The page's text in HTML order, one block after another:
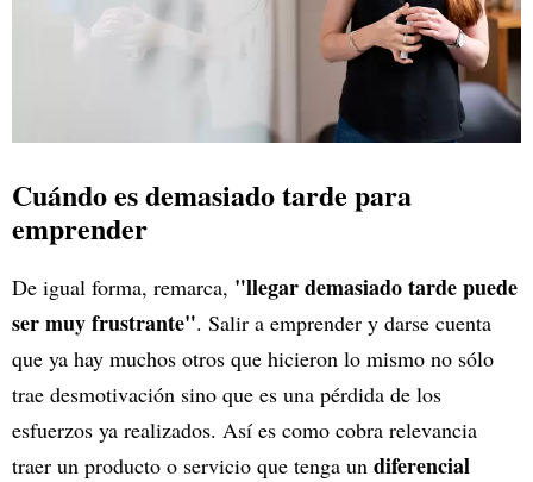
Cuándo es demasiado tarde para
emprender
De igual forma, remarca, "llegar demasiado tarde puede
ser muy frustrante". Salir a emprender y darse cuenta
que ya hay muchos otros que hicieron lo mismo no sólo
trae desmotivación sino que es una pérdida de los
esfuerzos ya realizados. Así es como cobra relevancia
traer un producto o servicio que tenga un diferencial